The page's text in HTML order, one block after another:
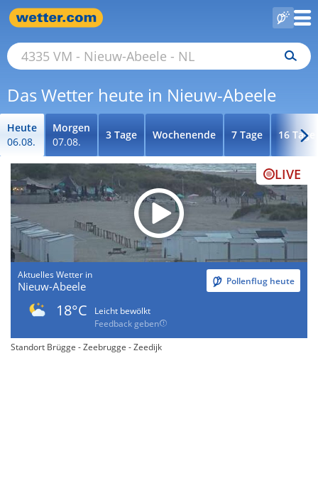
Das Wetter heute in Nieuw-Abeele
Heute
06.08.
Morgen
07.08.
3 Tage Wochenende 7 Tage 16 Tage
LIVE
Aktuelles Wetter in
Nieuw-Abeele Pollenflug heute
18°C
Leicht bewölkt
Feedback geben
Standort Brügge - Zeebrugge - Zeedijk